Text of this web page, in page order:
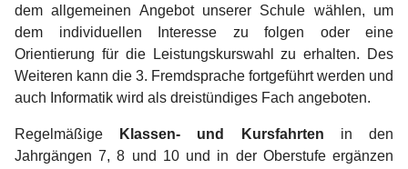
dem allgemeinen Angebot unserer Schule wählen, um
dem individuellen Interesse zu folgen oder eine
Orientierung für die Leistungskurswahl zu erhalten. Des
Weiteren kann die 3. Fremdsprache fortgeführt werden und
auch Informatik wird als dreistündiges Fach angeboten.
Regelmäßige Klassen- und Kursfahrten in den
Jahrgängen 7, 8 und 10 und in der Oberstufe ergänzen